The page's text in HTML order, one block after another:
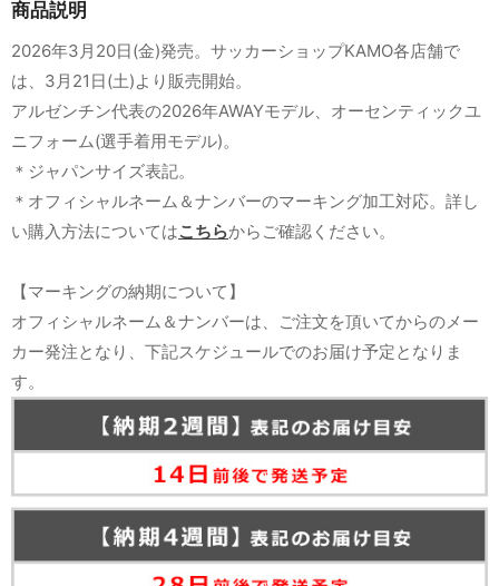
商品説明
2026年3月20日(金)発売。サッカーショップKAMO各店舗で
は、3月21日(土)より販売開始。
アルゼンチン代表の2026年AWAYモデル、オーセンティックユ
ニフォーム(選手着用モデル)。
＊ジャパンサイズ表記。
＊オフィシャルネーム＆ナンバーのマーキング加工対応。詳し
い購入方法についてはこちらからご確認ください。
【マーキングの納期について】
オフィシャルネーム＆ナンバーは、ご注文を頂いてからのメー
カー発注となり、下記スケジュールでのお届け予定となりま
す。